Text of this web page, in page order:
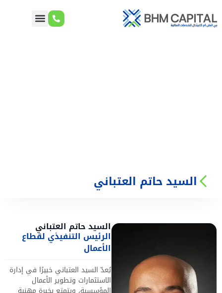
السيد حاتم العتباني
السيد حاتم العتباني
الرئيس التنفيذي لقطاع
الأعمال
يُعدّ السيد العتباني خبيرًا في إدارة
الاستثمارات وتطوير الأعمال